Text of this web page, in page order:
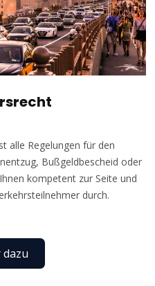
alle Regelungen für den
Bußgeldbescheid oder
kompetent zur Seite und
durch.